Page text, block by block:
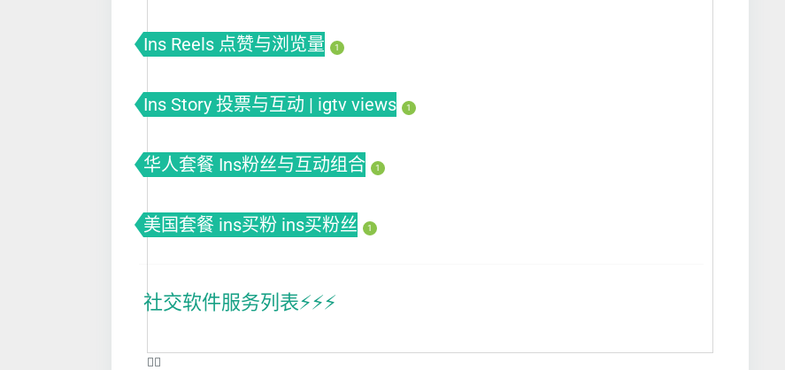
Ins Reels 点赞与浏览量 1
Ins Story 投票与互动 | igtv views 1
华人套餐 Ins粉丝与互动组合 1
美国套餐 ins买粉 ins买粉丝 1
社交软件服务列表⚡️⚡️⚡️
❤️‍🔥